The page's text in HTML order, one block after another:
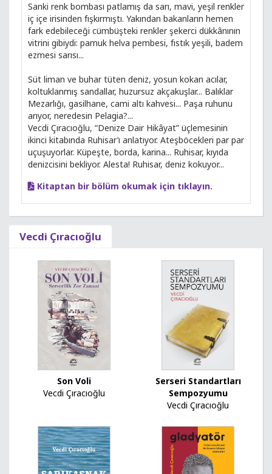
Sanki renk bombası patlamış da sarı, mavi, yeşil renkler
iç içe irisinden fışkırmıştı. Yakından bakanların hemen
fark edebileceği cümbüşteki renkler şekerci dükkânının
vitrini gibiydi: pamuk helva pembesi, fıstık yeşili, badem
ezmesi sarısı...
Süt liman ve buhar tüten deniz, yosun kokan acılar,
koltuklanmış sandallar, huzursuz akçakuşlar... Balıklar
Mezarlığı, gasilhane, cami altı kahvesi... Paşa ruhunu
arıyor, neredesin Pelagia?...
Vecdi Çıracıoğlu, “Denize Dair Hikâyat” üçlemesinin
ikinci kitabında Ruhisar’ı anlatıyor. Ateşböcekleri par par
uçuşuyorlar. Küpeşte, borda, karina... Ruhisar, kıyıda
denizcisini bekliyor. Alesta! Ruhisar, deniz kokuyor...
Kitaptan bir bölüm okumak için tıklayın.
Vecdi Çıracıoğlu
Son Voli
Vecdi Çıracıoğlu
Serseri Standartları
Sempozyumu
Vecdi Çıracıoğlu